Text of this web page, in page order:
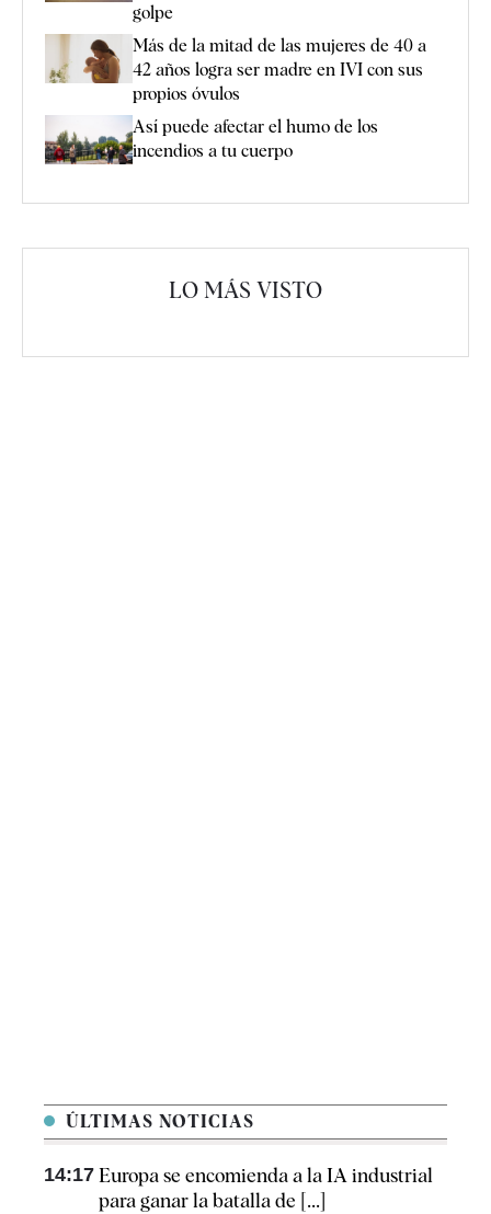
golpe
Más de la mitad de las mujeres de 40 a
42 años logra ser madre en IVI con sus
propios óvulos
Así puede afectar el humo de los
incendios a tu cuerpo
LO MÁS VISTO
ÚLTIMAS NOTICIAS
14:17 Europa se encomienda a la IA industrial
para ganar la batalla de [...]